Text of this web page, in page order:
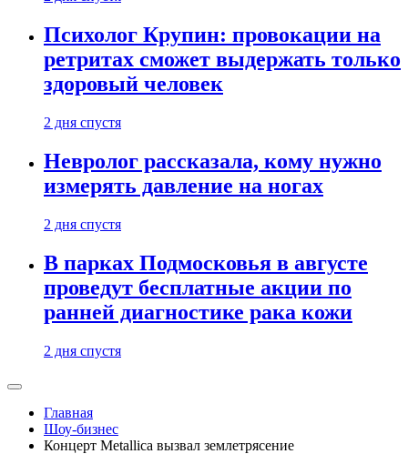
Психолог Крупин: провокации на
ретритах сможет выдержать только
здоровый человек
2 дня спустя
Невролог рассказала, кому нужно
измерять давление на ногах
2 дня спустя
В парках Подмосковья в августе
проведут бесплатные акции по
ранней диагностике рака кожи
2 дня спустя
Главная
Шоу-бизнес
Концерт Metallica вызвал землетрясение